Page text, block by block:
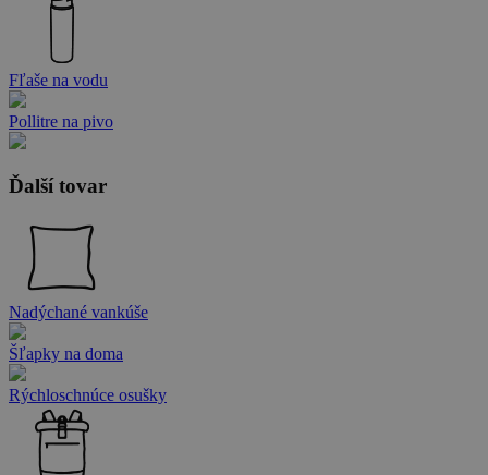
Fľaše na vodu
Pollitre na pivo
Ďalší tovar
Nadýchané vankúše
Šľapky na doma
Rýchloschnúce osušky